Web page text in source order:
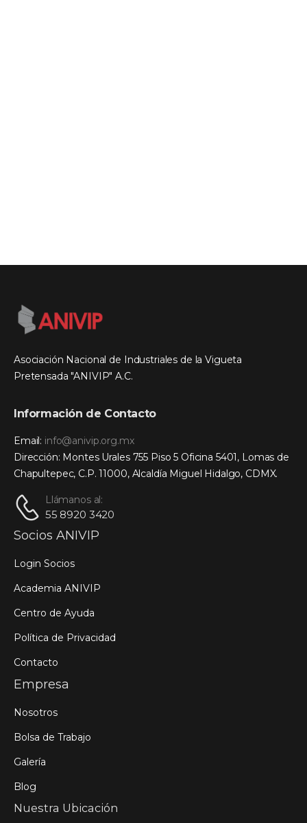
Asociación Nacional de Industriales de la Vigueta
Pretensada "ANIVIP" A.C.
Información de Contacto
Email: info@anivip.org.mx
Dirección: Montes Urales 755 Piso 5 Oficina 5401, Lomas de
Chapultepec, C.P. 11000, Alcaldía Miguel Hidalgo, CDMX.
Llámanos al:
55 8920 3420
Socios ANIVIP
Login Socios
Academia ANIVIP
Centro de Ayuda
Política de Privacidad
Contacto
Empresa
Nosotros
Bolsa de Trabajo
Galería
Blog
Nuestra Ubicación